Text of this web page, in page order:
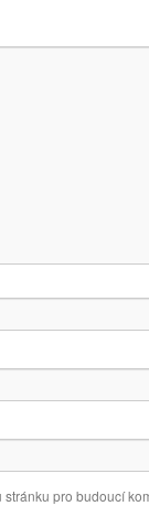
pro budoucí